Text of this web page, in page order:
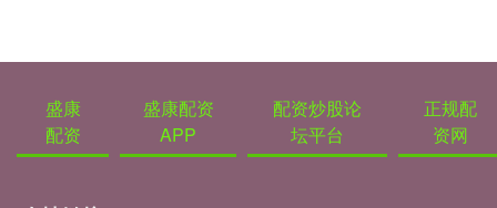
盛康
配资
盛康配资
APP
配资炒股论
坛平台
正规配
资网